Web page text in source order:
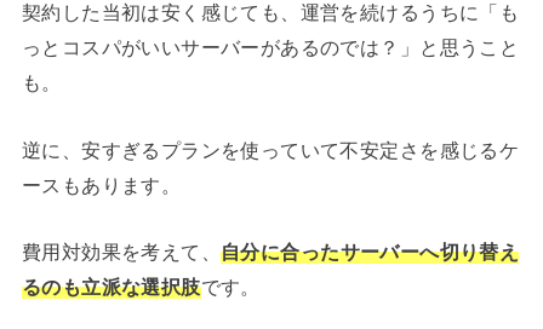
契約した当初は安く感じても、運営を続けるうちに「も
っとコスパがいいサーバーがあるのでは？」と思うこと
も。
逆に、安すぎるプランを使っていて不安定さを感じるケ
ースもあります。
費用対効果を考えて、自分に合ったサーバーへ切り替え
るのも立派な選択肢です。